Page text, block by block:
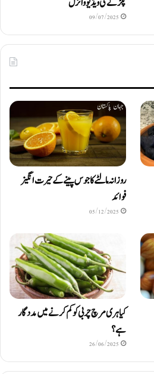
09/07/2025
روزانہ مالٹے کا جوس پینے کے حیرت انگیز
فوائد
05/12/2025
کیا ہری مرچ چربی کو کم کرنے میں مددگار
ہے؟
26/06/2025